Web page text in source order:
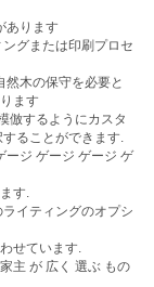
あります
グまたは印刷プロセ
木の保守を必要と
ます
倣するようにカスタ
ることができます.
ージ ゲージ ゲージ ゲ
す.
イティングのオプシ
せています.
主 が 広く 選ぶ もの